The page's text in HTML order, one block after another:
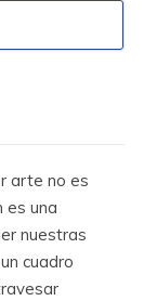
arte no es
es una
nuestras
cuadro